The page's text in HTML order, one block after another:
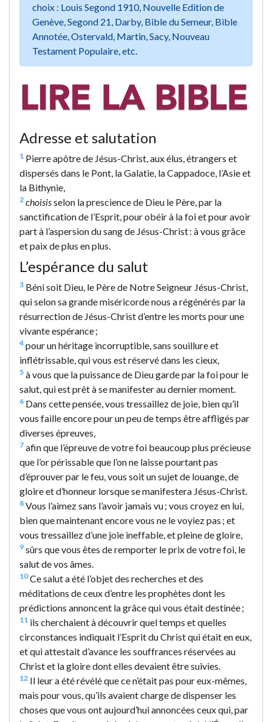
choix : Louis Segond 1910, Nouvelle Edition de
Genève, Segond 21, Darby, Bible du Semeur, Bible
Annotée, Ostervald, Martin, Sacy, Nouveau
Testament Populaire, etc.
Adresse et salutation
1 Pierre apôtre de Jésus-Christ, aux élus, étrangers et
dispersés dans le Pont, la Galatie, la Cappadoce, l’Asie et
la Bithynie,
2 choisisselon la prescience de Dieu le Père, par la
sanctification de l’Esprit, pour obéir à la foi et pour avoir
part à l’aspersion du sang de Jésus-Christ : à vous grâce
et paix de plus en plus.
L’espérance du salut
3 Béni soit Dieu, le Père de Notre Seigneur Jésus-Christ,
qui selon sa grande miséricorde nous a régénérés par la
résurrection de Jésus-Christ d’entre les morts pour une
vivante espérance ;
4 pour un héritage incorruptible, sans souillure et
inflétrissable, qui vous est réservé dans les cieux,
5 à vous que la puissance de Dieu garde par la foi pour le
salut, qui est prêt à se manifester au dernier moment.
6 Dans cette pensée, vous tressaillez de joie, bien qu’il
vous faille encore pour un peu de temps être affligés par
diverses épreuves,
7 afin que l’épreuve de votre foi beaucoup plus précieuse
que l’or périssable que l’on ne laisse pourtant pas
d’éprouver par le feu, vous soit un sujet de louange, de
gloire et d’honneur lorsque se manifestera Jésus-Christ.
8 Vous l’aimez sans l’avoir jamais vu ; vous croyez en lui,
bien que maintenant encore vous ne le voyiez pas ; et
vous tressaillez d’une joie ineffable, et pleine de gloire,
9 sûrs que vous êtes de remporter le prix de votre foi, le
salut de vos âmes.
10Ce salut a été l’objet des recherches et des
méditations de ceux d’entre les prophètes dont les
prédictions annoncent la grâce qui vous était destinée ;
11 ils cherchaient à découvrir quel temps et quelles
circonstances indiquait l’Esprit du Christ qui était en eux,
et qui attestait d’avance les souffrances réservées au
Christ et la gloire dont elles devaient être suivies.
12 Il leur a été révélé que ce n’était pas pour eux-mêmes,
mais pour vous, qu’ils avaient charge de dispenser les
choses que vous ont aujourd’hui annoncées ceux qui, par